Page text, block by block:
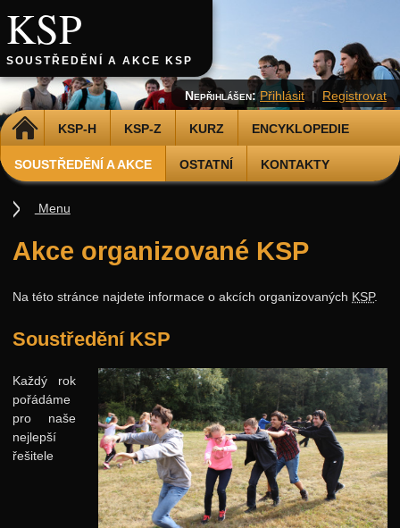
KSP
SOUSTŘEDĚNÍ A AKCE KSP
DOMŮ KSP-H KSP-Z KURZ ENCYKLOPEDIE
SOUSTŘEDĚNÍ A AKCE OSTATNÍ KONTAKTY
Nepřihlášen: Přihlásit | Registrovat
Akce organizované KSP
Na této stránce najdete informace o akcích organizovaných KSP.
Soustředění KSP
Každý rok
pořádáme
pro naše
nejlepší
řešitele
Menu
Další akce
DOD
Další výzvy
Historické akce